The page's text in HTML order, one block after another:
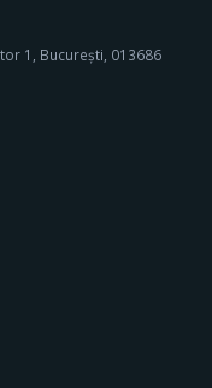
1, București, 013686